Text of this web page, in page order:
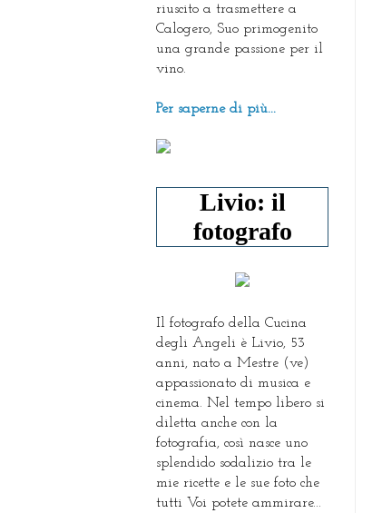
riuscito a trasmettere a
Calogero, Suo primogenito
una grande passione per il
vino.
Per saperne di più...
Livio: il
fotografo
Il fotografo della Cucina
degli Angeli è Livio, 53
anni, nato a Mestre (ve)
appassionato di musica e
cinema. Nel tempo libero si
diletta anche con la
fotografia, così nasce uno
splendido sodalizio tra le
mie ricette e le sue foto che
tutti Voi potete ammirare...